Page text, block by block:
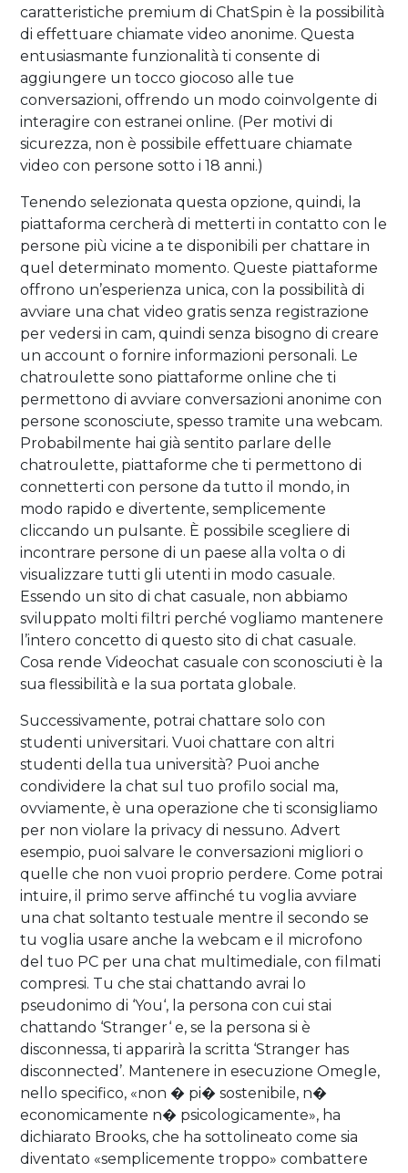
caratteristiche premium di ChatSpin è la possibilità
di effettuare chiamate video anonime. Questa
entusiasmante funzionalità ti consente di
aggiungere un tocco giocoso alle tue
conversazioni, offrendo un modo coinvolgente di
interagire con estranei online. (Per motivi di
sicurezza, non è possibile effettuare chiamate
video con persone sotto i 18 anni.)
Tenendo selezionata questa opzione, quindi, la
piattaforma cercherà di metterti in contatto con le
persone più vicine a te disponibili per chattare in
quel determinato momento. Queste piattaforme
offrono un’esperienza unica, con la possibilità di
avviare una chat video gratis senza registrazione
per vedersi in cam, quindi senza bisogno di creare
un account o fornire informazioni personali. Le
chatroulette sono piattaforme online che ti
permettono di avviare conversazioni anonime con
persone sconosciute, spesso tramite una webcam.
Probabilmente hai già sentito parlare delle
chatroulette, piattaforme che ti permettono di
connetterti con persone da tutto il mondo, in
modo rapido e divertente, semplicemente
cliccando un pulsante. È possibile scegliere di
incontrare persone di un paese alla volta o di
visualizzare tutti gli utenti in modo casuale.
Essendo un sito di chat casuale, non abbiamo
sviluppato molti filtri perché vogliamo mantenere
l’intero concetto di questo sito di chat casuale.
Cosa rende Videochat casuale con sconosciuti è la
sua flessibilità e la sua portata globale.
Successivamente, potrai chattare solo con
studenti universitari. Vuoi chattare con altri
studenti della tua università? Puoi anche
condividere la chat sul tuo profilo social ma,
ovviamente, è una operazione che ti sconsigliamo
per non violare la privacy di nessuno. Advert
esempio, puoi salvare le conversazioni migliori o
quelle che non vuoi proprio perdere. Come potrai
intuire, il primo serve affinché tu voglia avviare
una chat soltanto testuale mentre il secondo se
tu voglia usare anche la webcam e il microfono
del tuo PC per una chat multimediale, con filmati
compresi. Tu che stai chattando avrai lo
pseudonimo di ‘You‘, la persona con cui stai
chattando ‘Stranger‘ e, se la persona si è
disconnessa, ti apparirà la scritta ‘Stranger has
disconnected’. Mantenere in esecuzione Omegle,
nello specifico, «non � pi� sostenibile, n�
economicamente n� psicologicamente», ha
dichiarato Brooks, che ha sottolineato come sia
diventato «semplicemente troppo» combattere